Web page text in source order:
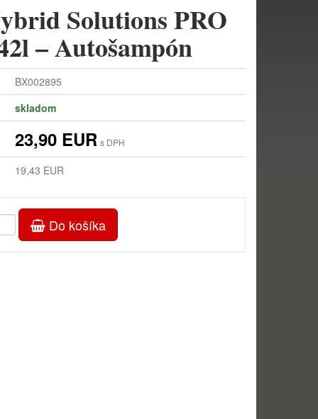
Solutions PRO
– Autošampón
BX002895
skladom
23,90 EUR s DPH
19,43 EUR
Do košíka